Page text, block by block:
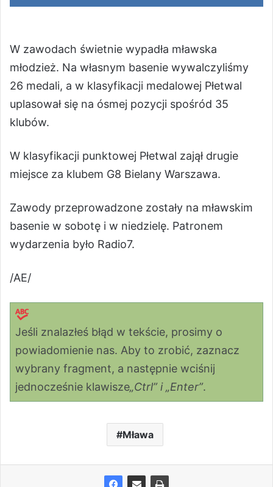
plików
W zawodach świetnie wypadła mławska
młodzież. Na własnym basenie wywalczyliśmy
26 medali, a w klasyfikacji medalowej Płetwal
uplasował się na ósmej pozycji spośród 35
klubów.
W klasyfikacji punktowej Płetwal zajął drugie
miejsce za klubem G8 Bielany Warszawa.
Zawody przeprowadzone zostały na mławskim
basenie w sobotę i w niedzielę. Patronem
wydarzenia było Radio7.
/AE/
Jeśli znalazłeś błąd w tekście, prosimy o
powiadomienie nas. Aby to zrobić, zaznacz
wybrany fragment, a następnie wciśnij
jednocześnie klawisze„Ctrl” i „Enter”.
Mława